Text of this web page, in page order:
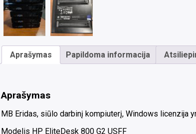
Aprašymas Papildoma informacija
Aprašymas
MB Eridas, siūlo darbinį kompiuterį, Windows licenzija
Modelis HP EliteDesk 800 G2 USFF